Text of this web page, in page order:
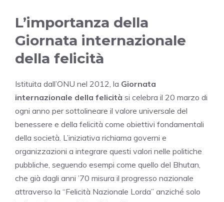
L’importanza della
Giornata internazionale
della felicità
Istituita dall’ONU nel 2012, la Giornata
internazionale della felicità si celebra il 20 marzo di
ogni anno per sottolineare il valore universale del
benessere e della felicità come obiettivi fondamentali
della società. L’iniziativa richiama governi e
organizzazioni a integrare questi valori nelle politiche
pubbliche, seguendo esempi come quello del Bhutan,
che già dagli anni ’70 misura il progresso nazionale
attraverso la “Felicità Nazionale Lorda” anziché solo